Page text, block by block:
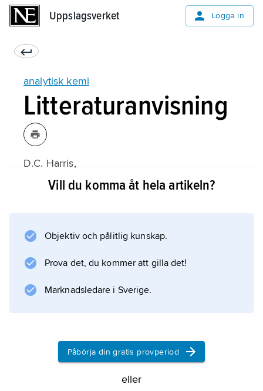
Uppslagsverket Logga in
analytisk kemi
Litteraturanvisning
D.C. Harris,
Quantitative Chemical Analysis
Vill du komma åt hela artikeln?
Objektiv och pålitlig kunskap.
Prova det, du kommer att gilla det!
Marknadsledare i Sverige.
Påbörja din gratis provperiod
eller